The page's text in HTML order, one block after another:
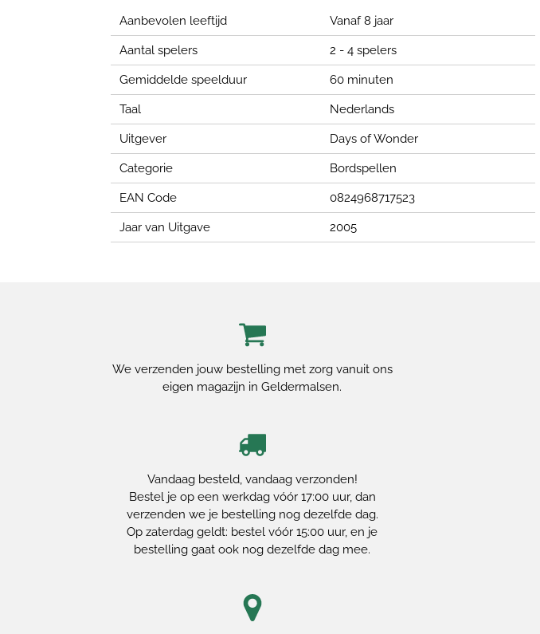
Aanbevolen leeftijd Vanaf 8 jaar
Aantal spelers 2 - 4 spelers
Gemiddelde speelduur 60 minuten
Taal Nederlands
Uitgever Days of Wonder
Categorie Bordspellen
EAN Code 0824968717523
Jaar van Uitgave 2005
We verzenden jouw bestelling met zorg vanuit ons
eigen magazijn in Geldermalsen.
Vandaag besteld, vandaag verzonden!
Bestel je op een werkdag vóór 17:00 uur, dan
verzenden we je bestelling nog dezelfde dag.
Op zaterdag geldt: bestel vóór 15:00 uur, en je
bestelling gaat ook nog dezelfde dag mee.